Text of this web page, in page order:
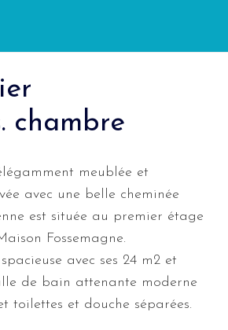
chambre
meublée et
avec une belle cheminée
est située au premier étage
Fossemagne.
avec ses 24 m2 et
de bain attenante moderne
toilettes et douche séparées.